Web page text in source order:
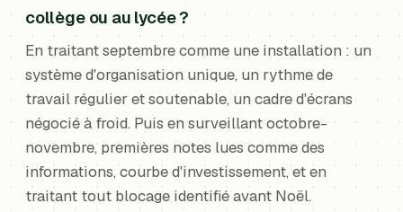
collège ou au lycée ?
En traitant septembre comme une installation : un
système d'organisation unique, un rythme de
travail régulier et soutenable, un cadre d'écrans
négocié à froid. Puis en surveillant octobre-
novembre, premières notes lues comme des
informations, courbe d'investissement, et en
traitant tout blocage identifié avant Noël.